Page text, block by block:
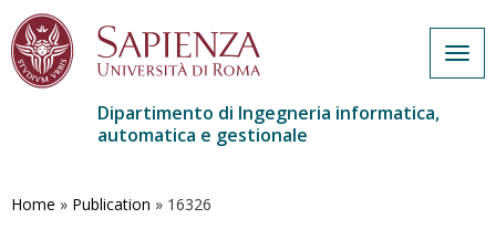
contenuto
Dipartimento di Ingegneria informatica,
automatica e gestionale
Home » Publication » 16326